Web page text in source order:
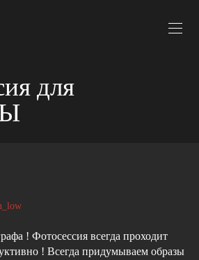
для
! Фотосессия всегда проходит
! Всегда придумываем образы